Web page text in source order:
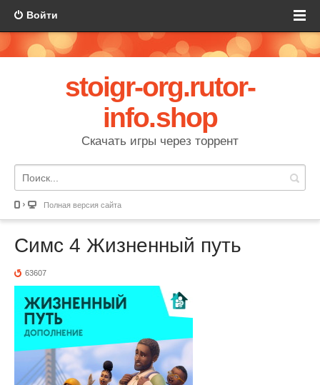
Войти
stoigr-org.rutor-
info.shop
Скачать игры через торрент
Полная версия сайта
Симс 4 Жизненный путь
63607